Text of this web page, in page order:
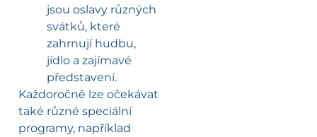
jsou oslavy různých
svátků, které
zahrnují hudbu,
jídlo a zajímavé
představení.
Každoročně lze očekávat
také různé speciální
programy, například